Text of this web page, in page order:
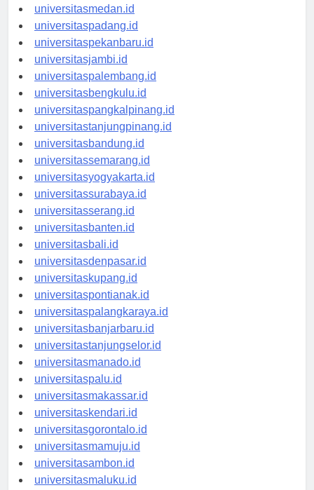
universitasmedan.id
universitaspadang.id
universitaspekanbaru.id
universitasjambi.id
universitaspalembang.id
universitasbengkulu.id
universitaspangkalpinang.id
universitastanjungpinang.id
universitasbandung.id
universitassemarang.id
universitasyogyakarta.id
universitassurabaya.id
universitasserang.id
universitasbanten.id
universitasbali.id
universitasdenpasar.id
universitaskupang.id
universitaspontianak.id
universitaspalangkaraya.id
universitasbanjarbaru.id
universitastanjungselor.id
universitasmanado.id
universitaspalu.id
universitasmakassar.id
universitaskendari.id
universitasgorontalo.id
universitasmamuju.id
universitasambon.id
universitasmaluku.id